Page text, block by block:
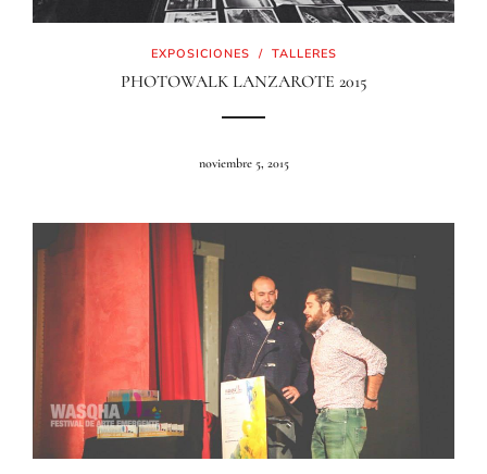
EXPOSICIONES / TALLERES
PHOTOWALK LANZAROTE 2015
noviembre 5, 2015